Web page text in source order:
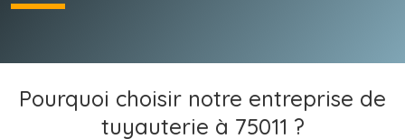
Pourquoi choisir notre entreprise de
tuyauterie à 75011 ?